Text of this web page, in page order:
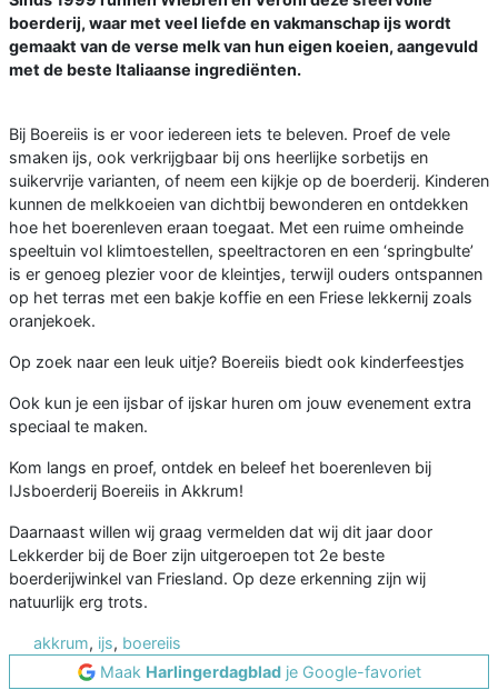
boerderij, waar met veel liefde en vakmanschap ijs wordt
gemaakt van de verse melk van hun eigen koeien, aangevuld
met de beste Italiaanse ingrediënten.
Bij Boereiis is er voor iedereen iets te beleven. Proef de vele
smaken ijs, ook verkrijgbaar bij ons heerlijke sorbetijs en
suikervrije varianten, of neem een kijkje op de boerderij. Kinderen
kunnen de melkkoeien van dichtbij bewonderen en ontdekken
hoe het boerenleven eraan toegaat. Met een ruime omheinde
speeltuin vol klimtoestellen, speeltractoren en een ‘springbulte’
is er genoeg plezier voor de kleintjes, terwijl ouders ontspannen
op het terras met een bakje koffie en een Friese lekkernij zoals
oranjekoek.
Op zoek naar een leuk uitje? Boereiis biedt ook kinderfeestjes
Ook kun je een ijsbar of ijskar huren om jouw evenement extra
speciaal te maken.
Kom langs en proef, ontdek en beleef het boerenleven bij
IJsboerderij Boereiis in Akkrum!
Daarnaast willen wij graag vermelden dat wij dit jaar door
Lekkerder bij de Boer zijn uitgeroepen tot 2e beste
boerderijwinkel van Friesland. Op deze erkenning zijn wij
natuurlijk erg trots.
akkrum, ijs, boereiis
Maak Harlingerdagbladje Google-favoriet